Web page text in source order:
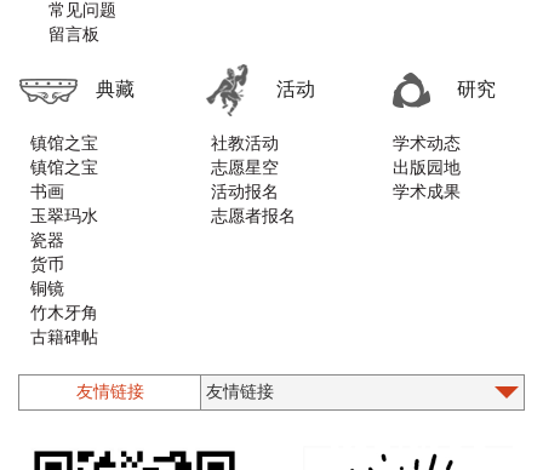
常见问题
留言板
典藏
镇馆之宝
镇馆之宝
书画
玉翠玛水
瓷器
货币
铜镜
竹木牙角
古籍碑帖
漆器螺钿
石质类
墨砚
活动
社教活动
志愿星空
活动报名
志愿者报名
研究
学术动态
出版园地
学术成果
友情链接